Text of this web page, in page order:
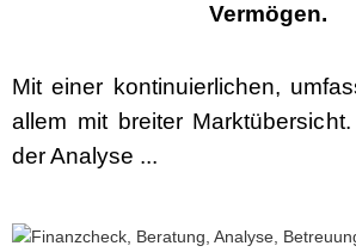
Vermögen.
Mit einer kontinuierlichen,
allem mit breiter
der Analyse ...